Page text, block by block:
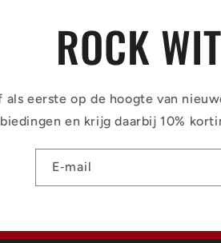
ROCK
als eerste op de hoogte van
en krijg daarbij 10%
E‑mail